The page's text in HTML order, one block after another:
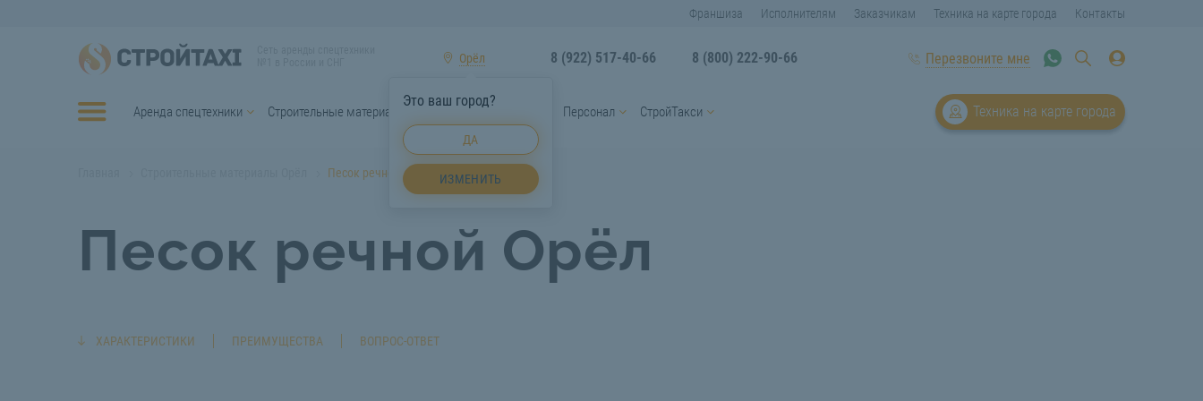
Франшиза Исполнителям Заказчикам Техника на карте города Контакты
Орёл
Это ваш город?
ДА
ИЗМЕНИТЬ
8 (922) 517-40-66 8 (800) 222-90-66 Перезвоните мне
Аренда спецтехники Строительные материалы Услуги спецтехники Персонал СтройТакси Техника на карте города
Песок речной Орёл
Песок речной Орёл
ХАРАКТЕРИСТИКИ ПРЕИМУЩЕСТВА ВОПРОС-ОТВЕТ